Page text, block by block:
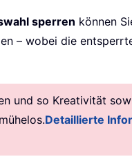
sperren können
– wobei die
und so Kreativität
Detaillierte